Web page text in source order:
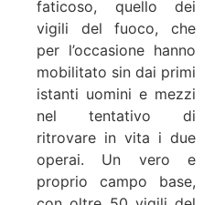
faticoso, quello dei
vigili del fuoco, che
per l’occasione hanno
mobilitato sin dai primi
istanti uomini e mezzi
nel tentativo di
ritrovare in vita i due
operai. Un vero e
proprio campo base,